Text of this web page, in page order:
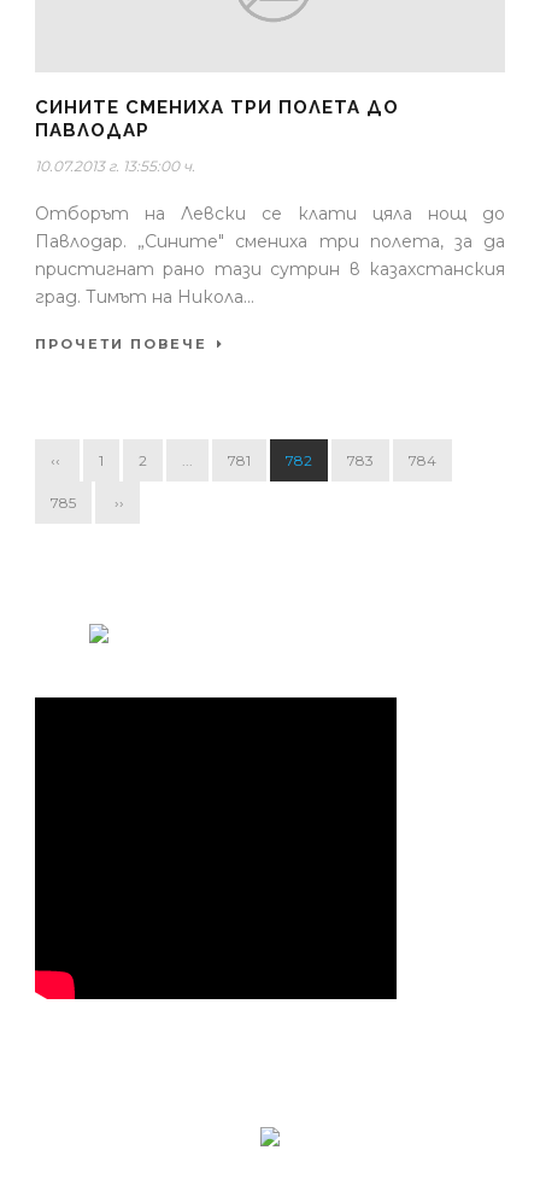
СИНИТЕ СМЕНИХА ТРИ ПОЛЕТА ДО
ПАВЛОДАР
10.07.2013 г. 13:55:00 ч.
Отборът на Левски се клати цяла нощ до
Павлодар. „Сините" смениха три полета, за да
пристигнат рано тази сутрин в казахстанския
град. Тимът на Никола...
ПРОЧЕТИ ПОВЕЧЕ
‹‹ 1 2 ... 781 782 783 784
785 ››